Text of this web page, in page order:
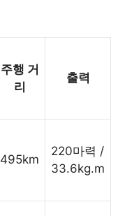
주행 거
리
출력
495km
220마력 /
33.6kg.m